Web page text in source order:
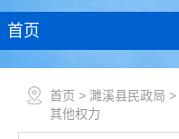
首页
首页 > 濉溪县民政局 >
其他权力